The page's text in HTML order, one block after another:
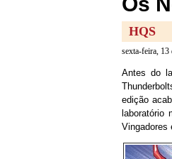
HQS
sexta-feira, 13
Antes do
edição
laboratório
Vingadores